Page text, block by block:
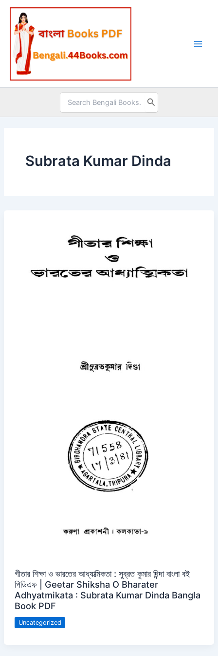
Skip
content
Search
for:
Subrata Kumar Dinda
গীতার শিক্ষা ও ভারতের আধ্যাত্মিকতা : সুব্রত কুমার দিন্দা বাংলা বই
পিডিএফ | Geetar Shiksha O Bharater
Adhyatmikata : Subrata Kumar Dinda Bangla
Book PDF
Uncategorized